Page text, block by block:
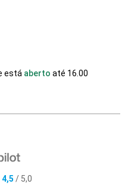
está aberto até 16.00
4,5 / 5,0